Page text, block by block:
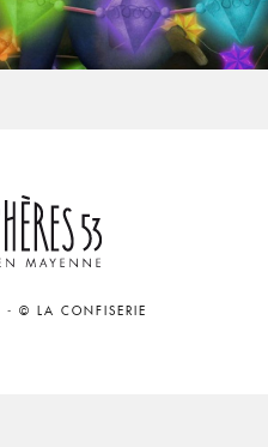
- © LA CONFISERIE